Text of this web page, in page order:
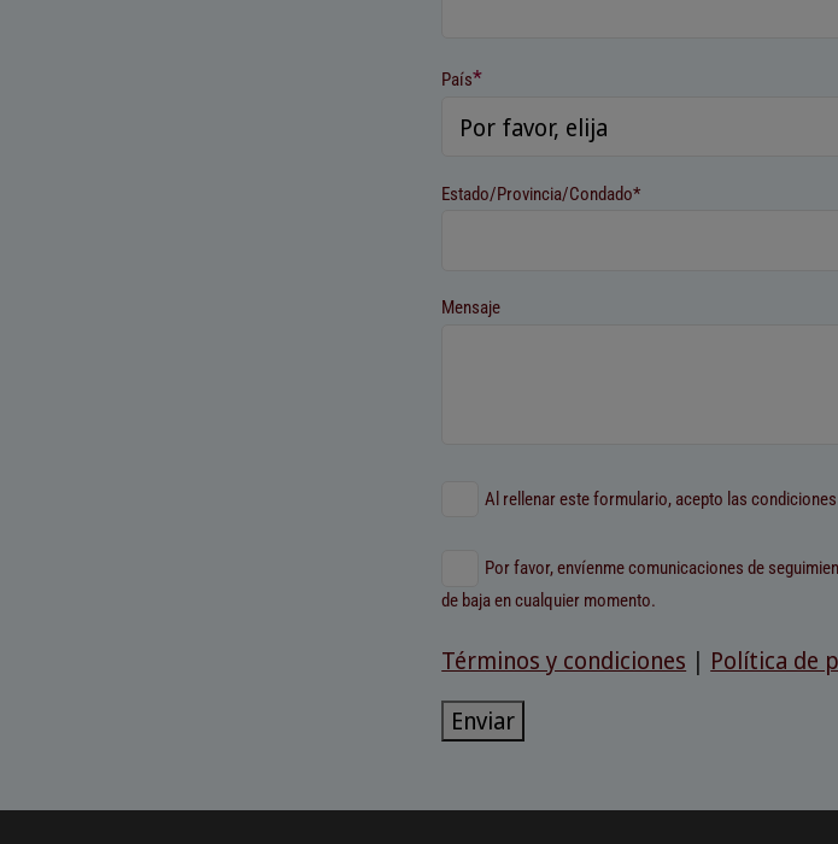
País*
Estado/Provincia/Condado*
Mensaje
Al rellenar este formulario, acepto las
Por favor, envíenme comunicaciones de
de baja en cualquier momento.
Términos y condiciones | Política de
Enviar